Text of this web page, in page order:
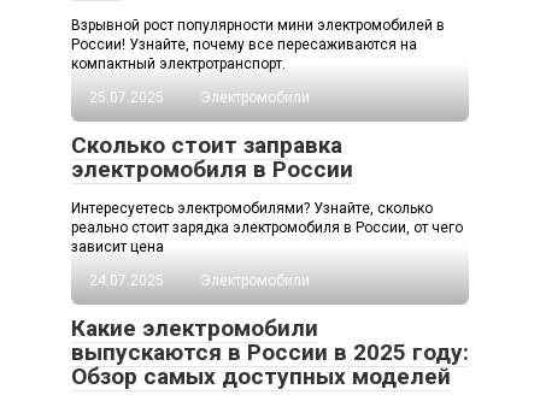
Взрывной рост популярности мини электромобилей в
России! Узнайте, почему все пересаживаются на
компактный электротранспорт.
25.07.2025
Электромобили
Сколько стоит заправка
электромобиля в России
Интересуетесь электромобилями? Узнайте, сколько
реально стоит зарядка электромобиля в России, от чего
зависит цена
24.07.2025
Электромобили
Какие электромобили
выпускаются в России в 2025 году:
Обзор самых доступных моделей